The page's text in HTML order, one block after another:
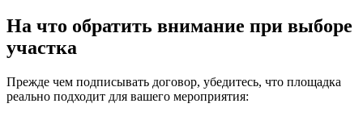
На что обратить внимание при выборе
участка
Прежде чем подписывать договор, убедитесь, что площадка
реально подходит для вашего мероприятия: